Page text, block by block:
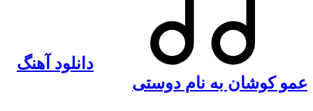
دانلود آهنگ
عمو کوشان به نام دوستی